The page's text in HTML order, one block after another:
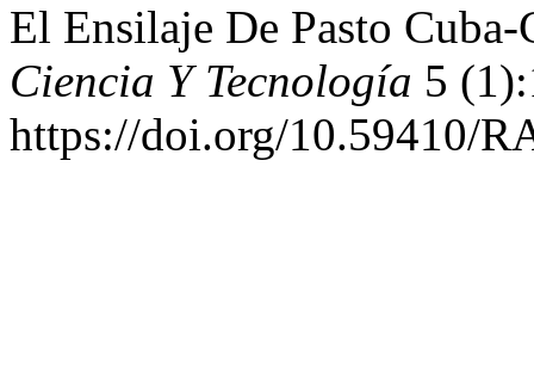
El Ensilaje De Pasto
Ciencia Y Tecnología 5
https://doi.org/10.59410/